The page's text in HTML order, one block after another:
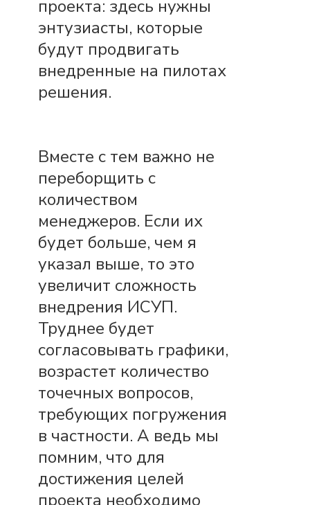
проекта: здесь нужны
энтузиасты, которые
будут продвигать
внедренные на пилотах
решения.
Вместе с тем важно не
переборщить с
количеством
менеджеров. Если их
будет больше, чем я
указал выше, то это
увеличит сложность
внедрения ИСУП.
Труднее будет
согласовывать графики,
возрастет количество
точечных вопросов,
требующих погружения
в частности. А ведь мы
помним, что для
достижения целей
проекта необходимо